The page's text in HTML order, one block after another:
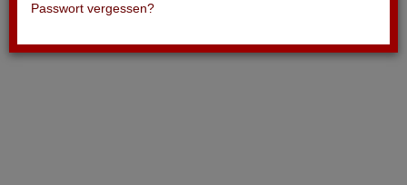
Passwort vergessen?